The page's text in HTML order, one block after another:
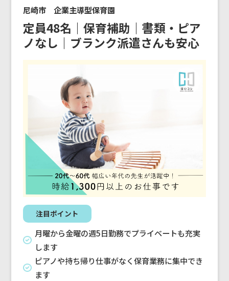
尼崎市 企業主導型保育園
定員48名｜保育補助｜書類・ピア
ノなし｜ブランク派遣さんも安心
注目ポイント
月曜から金曜の週5日勤務でプライベートも充実
します
ピアノや持ち帰り仕事がなく保育業務に集中でき
ます